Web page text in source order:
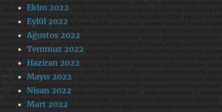
Ekim 2022
Eylül 2022
Ağustos 2022
Temmuz 2022
Haziran 2022
Mayıs 2022
Nisan 2022
Mart 2022